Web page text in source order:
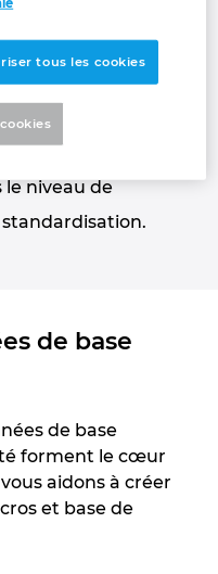
et visualiser
ni
Dans ce
sont identiques
le niveau de
de base
de base
forment le cœur
aidons à créer
et base de
tous les cookies